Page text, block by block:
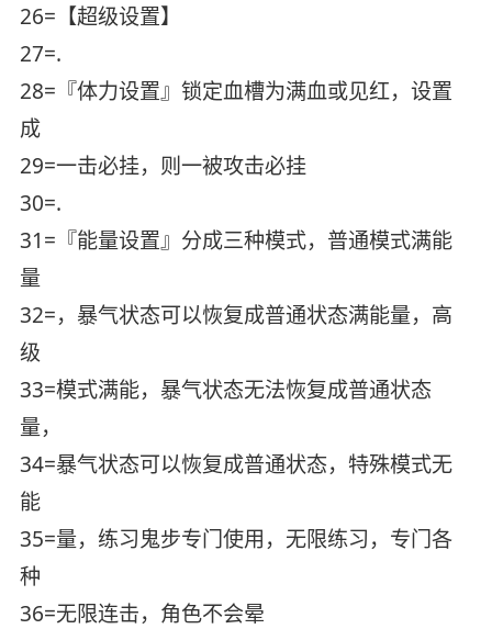
26=【超级设置】
27=.
28=『体力设置』锁定血槽为满血或见红，设置
成
29=一击必挂，则一被攻击必挂
30=.
31=『能量设置』分成三种模式，普通模式满能
量
32=，暴气状态可以恢复成普通状态满能量，高
级
33=模式满能，暴气状态无法恢复成普通状态
量，
34=暴气状态可以恢复成普通状态，特殊模式无
能
35=量，练习鬼步专门使用，无限练习，专门各
种
36=无限连击，角色不会晕